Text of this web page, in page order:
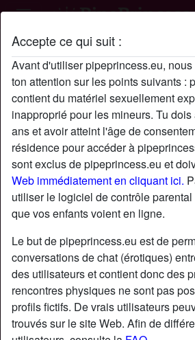
Accepte ce qui suit :
Avant d'utiliser pipeprincess.eu,
ton attention sur les points suivants :
contient du matériel sexuellement
inapproprié pour les mineurs. Tu
ans et avoir atteint l'âge de
résidence pour accéder à
sont exclus de pipeprincess.eu et
Web immédiatement en cliquant ici.
utiliser le logiciel de contrôle
que vos enfants voient en ligne.
Le but de pipeprincess.eu est de
conversations de chat (érotiques)
des utilisateurs et contient donc des
rencontres physiques ne sont pas
profils fictifs. De vrais utilisateurs
trouvés sur le site Web. Afin de
Profil de checkmate
starAjouter